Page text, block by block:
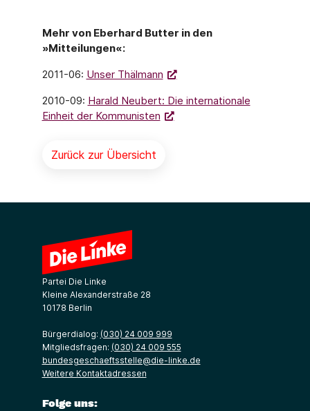
Mehr von Eberhard Butter in den
»Mitteilungen«:
2011-06: Unser Thälmann
2010-09: Harald Neubert: Die internationale
Einheit der Kommunisten
Zurück zur Übersicht
Partei Die Linke
Kleine Alexanderstraße 28
10178 Berlin
Bürgerdialog: (030) 24 009 999
Mitgliedsfragen: (030) 24 009 555
bundesgeschaeftsstelle@die-linke.de
Weitere Kontaktadressen
Folge uns: